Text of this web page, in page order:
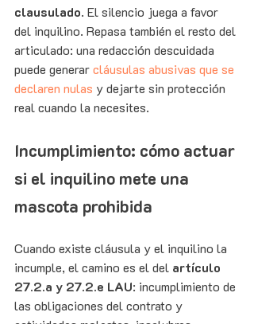
clausulado. El silencio juega a favor
del inquilino. Repasa también el resto del
articulado: una redacción descuidada
puede generar cláusulas abusivas que se
declaren nulas y dejarte sin protección
real cuando la necesites.
Incumplimiento: cómo actuar
si el inquilino mete una
mascota prohibida
Cuando existe cláusula y el inquilino la
incumple, el camino es el del artículo
27.2.a y 27.2.e LAU: incumplimiento de
las obligaciones del contrato y